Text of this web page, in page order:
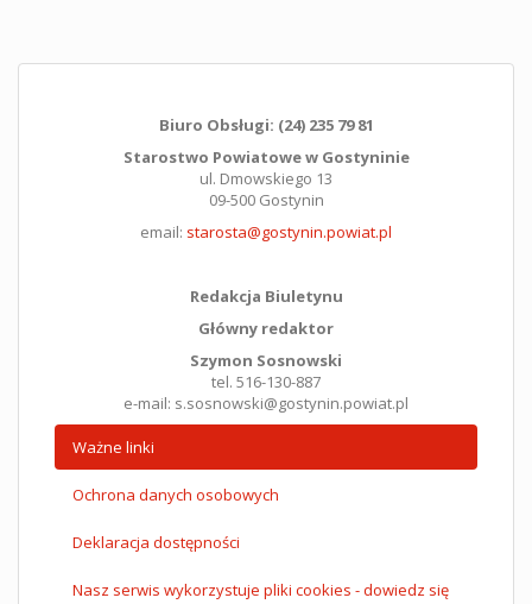
Biuro Obsługi: (24) 235 79 81
Starostwo Powiatowe w Gostyninie
ul. Dmowskiego 13
09-500 Gostynin
email: starosta@gostynin.powiat.pl
Redakcja Biuletynu
Główny redaktor
Szymon Sosnowski
tel. 516-130-887
e-mail: s.sosnowski@gostynin.powiat.pl
Ważne linki
Ochrona danych osobowych
Deklaracja dostępności
Nasz serwis wykorzystuje pliki cookies - dowiedz się